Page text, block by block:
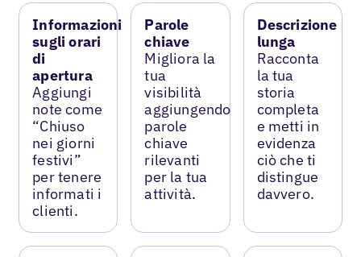
Informazioni
sugli orari
di
apertura
Aggiungi
note come
“Chiuso
nei giorni
festivi”
per tenere
informati i
clienti.
Parole
chiave
Migliora la
tua
visibilità
aggiungendo
parole
chiave
rilevanti
per la tua
attività.
Descrizione
lunga
Racconta
la tua
storia
completa
e metti in
evidenza
ciò che ti
distingue
davvero.